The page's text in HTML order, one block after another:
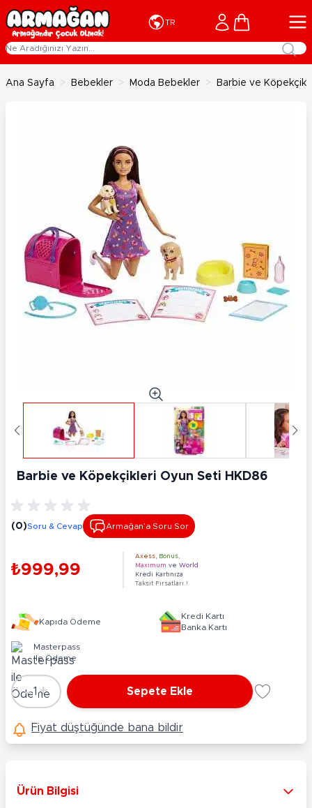
İçeriğe geç
TR Cart
Ana Sayfa > Bebekler > Moda Bebekler > Barbie ve
Barbie ve Köpekçikleri Oyun Seti HKD86
(0)Soru & Cevap Armağan’a Soru Sor
₺999,99
Axess Bonus
Maximum ve World
Kredi Kartınıza
Taksit Fırsatları !
Kapıda Ödeme
Kredi Kartı
Banka Kartı
Masterpass
ile Ödeme
Adet
-1 + Sepete Ekle
Fiyat düştüğünde bana bildir
Ürün Bilgisi